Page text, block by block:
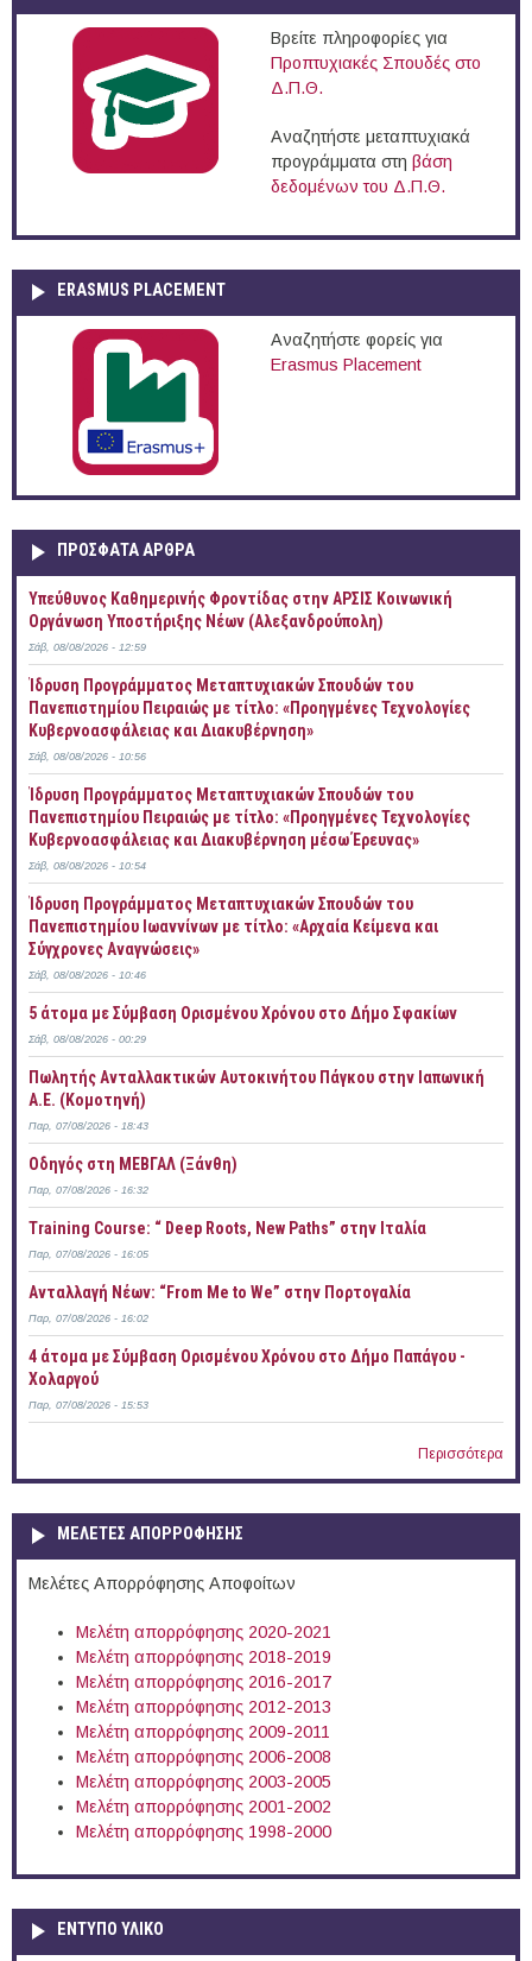
Βρείτε πληροφορίες για
Προπτυχιακές Σπουδές στο
Δ.Π.Θ.
Αναζητήστε μεταπτυχιακά
προγράμματα στη βάση
δεδομένων του Δ.Π.Θ.
ERASMUS PLACEMENT
Αναζητήστε φορείς για
Erasmus Placement
ΠΡOΣΦΑΤΑ AΡΘΡΑ
Yπεύθυνος Καθημερινής Φροντίδας στην ΑΡΣΙΣ Κοινωνική
Οργάνωση Υποστήριξης Νέων (Αλεξανδρούπολη)
Σάβ, 08/08/2026 - 12:59
Ίδρυση Προγράμματος Μεταπτυχιακών Σπουδών του
Πανεπιστημίου Πειραιώς με τίτλο: «Προηγμένες Τεχνολογίες
Κυβερνοασφάλειας και Διακυβέρνηση»
Σάβ, 08/08/2026 - 10:56
Ίδρυση Προγράμματος Μεταπτυχιακών Σπουδών του
Πανεπιστημίου Πειραιώς με τίτλο: «Προηγμένες Τεχνολογίες
Κυβερνοασφάλειας και Διακυβέρνηση μέσω Έρευνας»
Σάβ, 08/08/2026 - 10:54
Ίδρυση Προγράμματος Μεταπτυχιακών Σπουδών του
Πανεπιστημίου Ιωαννίνων με τίτλο: «Αρχαία Κείμενα και
Σύγχρονες Αναγνώσεις»
Σάβ, 08/08/2026 - 10:46
5 άτομα με Σύμβαση Ορισμένου Χρόνου στο Δήμο Σφακίων
Σάβ, 08/08/2026 - 00:29
Πωλητής Ανταλλακτικών Αυτοκινήτου Πάγκου στην Ιαπωνική
Α.Ε. (Κομοτηνή)
Παρ, 07/08/2026 - 18:43
Οδηγός στη ΜΕΒΓΑΛ (Ξάνθη)
Παρ, 07/08/2026 - 16:32
Training Course: “ Deep Roots, New Paths” στην Ιταλία
Παρ, 07/08/2026 - 16:05
Ανταλλαγή Νέων: “From Me to We” στην Πορτογαλία
Παρ, 07/08/2026 - 16:02
4 άτομα με Σύμβαση Ορισμένου Χρόνου στο Δήμο Παπάγου -
Χολαργού
Παρ, 07/08/2026 - 15:53
Περισσότερα
ΜΕΛΕΤΕΣ ΑΠΟΡΡΟΦΗΣΗΣ
Μελέτες Απορρόφησης Αποφοίτων
Μελέτη απορρόφησης 2020-2021
Μελέτη απορρόφησης 2018-2019
Μελέτη απορρόφησης 2016-2017
Μελέτη απορρόφησης 2012-2013
Μελέτη απορρόφησης 2009-2011
Μελέτη απορρόφησης 2006-2008
Μελέτη απορρόφησης 2003-2005
Μελέτη απορρόφησης 2001-2002
Μελέτη απορρόφησης 1998-2000
ΕΝΤΥΠΟ ΥΛΙΚΟ